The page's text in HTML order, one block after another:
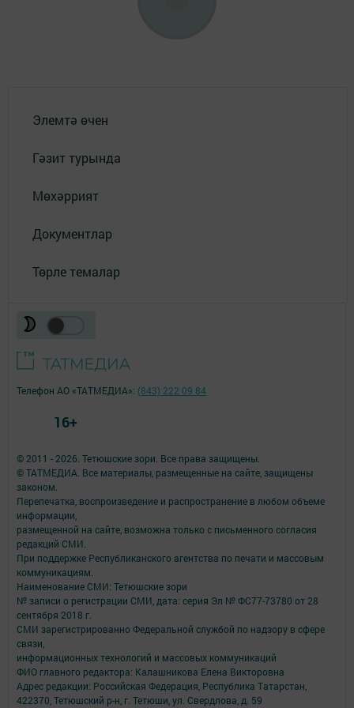
Элемтә өчен
Гәзит турында
Мөхәррият
Документлар
Төрле темалар
© 2011 - 2026. Тетюшские зори. Все права защищены.
© ТАТМЕДИА. Все материалы, размещенные на сайте, защищены
законом.
Перепечатка, воспроизведение и распространение в любом объеме
информации,
размещенной на сайте, возможна только с письменного согласия
редакций СМИ.
При поддержке Республиканского агентства по печати и массовым
коммуникациям.
Наименование СМИ: Тетюшские зори
№ записи о регистрации СМИ, дата: серия Эл № ФС77-73780 от 28
сентября 2018 г.
СМИ зарегистрированно Федеральной службой по надзору в сфере
связи,
информационных технологий и массовых коммуникаций
ФИО главного редактора: Калашникова Елена Викторовна
Адрес редакции: Российская Федерация, Республика Татарстан,
422370, Тетюшский р-н, г. Тетюши, ул. Свердлова, д. 59
Телефон АО «ТАТМЕДИА»: (843) 222 09 84
16+